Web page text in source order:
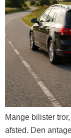
Mange bilister
afsted. Den